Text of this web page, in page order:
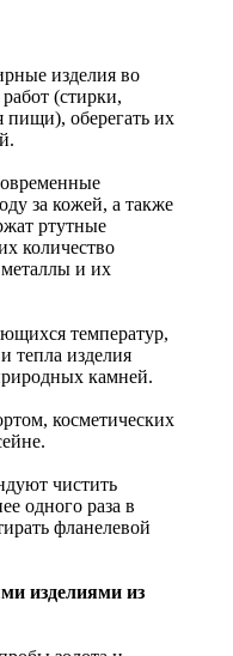
изделия во
(стирки,
пищи), оберегать их
за кожей, а также
ртутные
количество
металлы и их
температур,
тепла изделия
камней.
косметических
чистить
одного раза в
фланелевой
изделиями из